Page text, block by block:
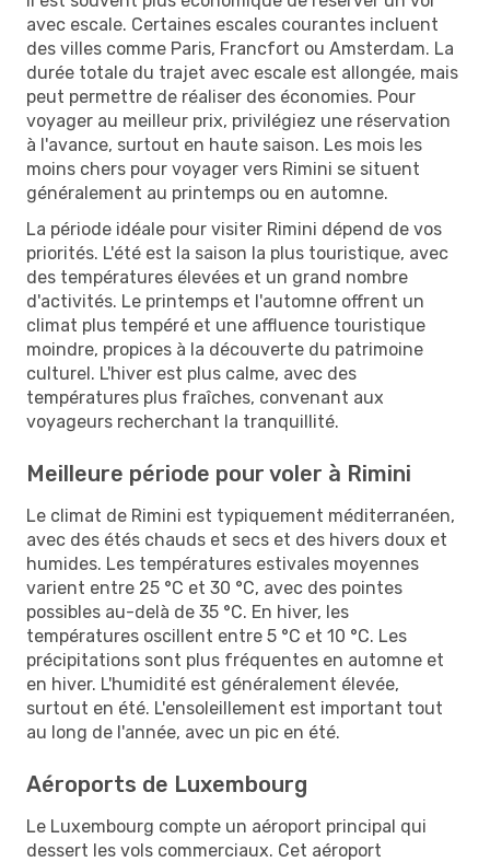
avec escale. Certaines escales courantes incluent
des villes comme Paris, Francfort ou Amsterdam. La
durée totale du trajet avec escale est allongée, mais
peut permettre de réaliser des économies. Pour
voyager au meilleur prix, privilégiez une réservation
à l'avance, surtout en haute saison. Les mois les
moins chers pour voyager vers Rimini se situent
généralement au printemps ou en automne.
La période idéale pour visiter Rimini dépend de vos
priorités. L'été est la saison la plus touristique, avec
des températures élevées et un grand nombre
d'activités. Le printemps et l'automne offrent un
climat plus tempéré et une affluence touristique
moindre, propices à la découverte du patrimoine
culturel. L'hiver est plus calme, avec des
températures plus fraîches, convenant aux
voyageurs recherchant la tranquillité.
Meilleure période pour voler à Rimini
Le climat de Rimini est typiquement méditerranéen,
avec des étés chauds et secs et des hivers doux et
humides. Les températures estivales moyennes
varient entre 25 °C et 30 °C, avec des pointes
possibles au-delà de 35 °C. En hiver, les
températures oscillent entre 5 °C et 10 °C. Les
précipitations sont plus fréquentes en automne et
en hiver. L'humidité est généralement élevée,
surtout en été. L'ensoleillement est important tout
au long de l'année, avec un pic en été.
Aéroports de Luxembourg
Le Luxembourg compte un aéroport principal qui
dessert les vols commerciaux. Cet aéroport